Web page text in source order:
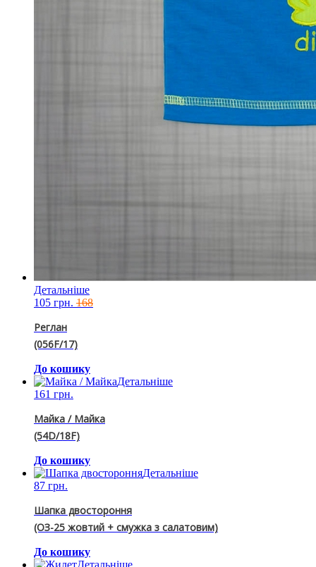
Детальніше
105 грн. 168
Реглан
(056F/17)
До кошику
Детальніше
161 грн.
Майка / Майка
(54D/18F)
До кошику
Детальніше
87 грн.
Шапка двостороння
(ОЗ-25 жовтий + смужка з салатовим)
До кошику